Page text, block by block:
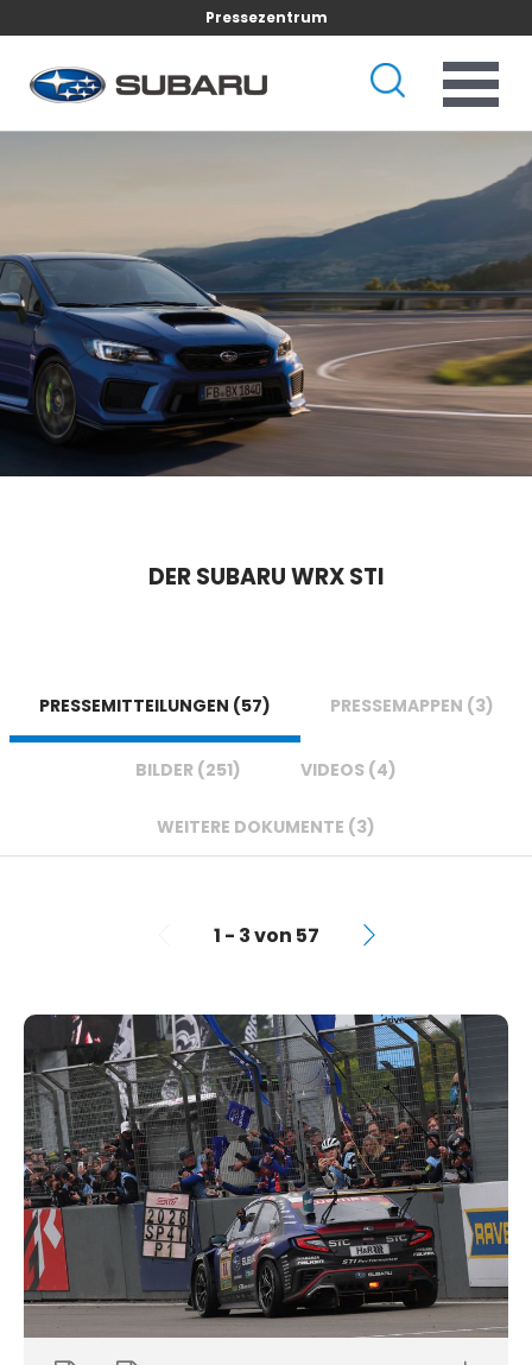
Pressezentrum
DER SUBARU WRX STI
PRESSEMITTEILUNGEN (57) PRESSEMAPPEN (3)
BILDER (251) VIDEOS (4)
WEITERE DOKUMENTE (3)
1 - 3 von 57